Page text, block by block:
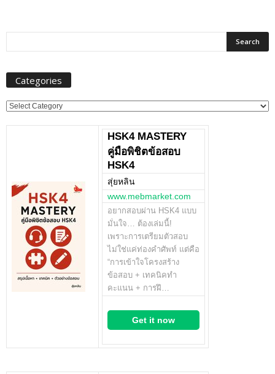
Categories
Categories
HSK4 MASTERY
คู่มือพิชิตข้อสอบ
HSK4
สุ่ยหลิน
www.mebmarket.com
อยากสอบผ่าน HSK4 แบบ
มั่นใจ… ต้องเล่มนี้!
เพราะการเตรียมตัวสอบ
ไม่ใช่แค่ท่องคำศัพท์ แต่คือ
“การเข้าใจโครงสร้าง
ข้อสอบ + เทคนิคทำ
คะแนน + การฝึ…
Get it now